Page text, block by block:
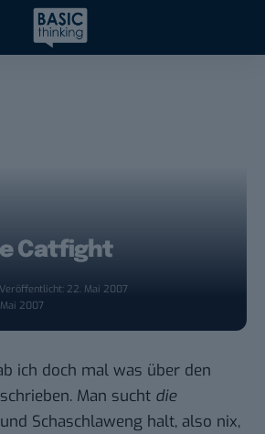
Catfight
Veröffentlicht: 22. Mai 2007
2007
ich doch mal was über den
Man sucht die
Schaschlaweng halt, also nix,